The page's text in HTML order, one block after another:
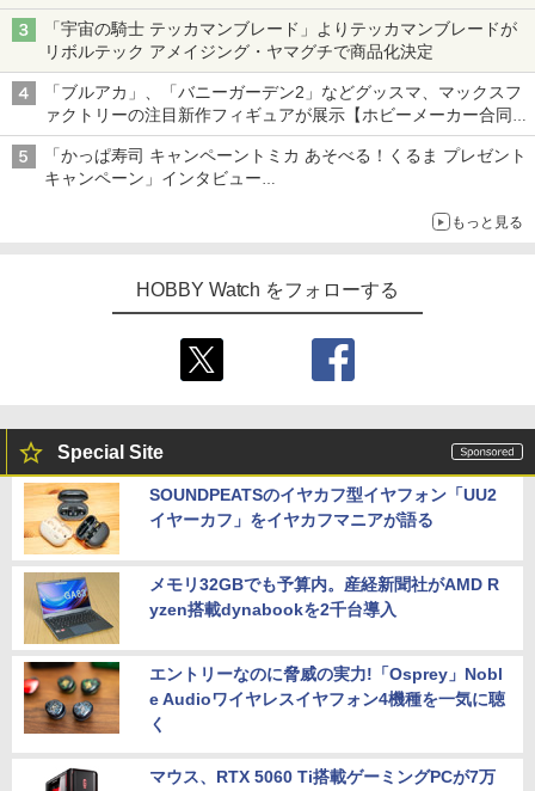
「宇宙の騎士 テッカマンブレード」よりテッカマンブレードが
リボルテック アメイジング・ヤマグチで商品化決定
「ブルアカ」、「バニーガーデン2」などグッスマ、マックスフ
ァクトリーの注目新作フィギュアが展示【ホビーメーカー合同展
示会】
「かっぱ寿司 キャンペーントミカ あそべる！くるま プレゼント
キャンペーン」インタビュー
もっと見る
HOBBY Watch をフォローする
Special Site
SOUNDPEATSのイヤカフ型イヤフォン「UU2
イヤーカフ」をイヤカフマニアが語る
メモリ32GBでも予算内。産経新聞社がAMD R
yzen搭載dynabookを2千台導入
エントリーなのに脅威の実力!「Osprey」Nobl
e Audioワイヤレスイヤフォン4機種を一気に聴
く
マウス、RTX 5060 Ti搭載ゲーミングPCが7万